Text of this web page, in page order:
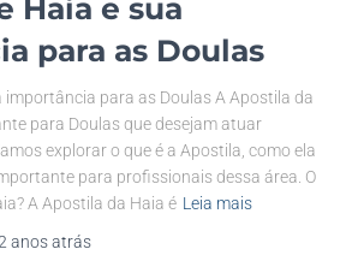
Haia e sua
para as Doulas
importância para as Doulas A Apostila da
para Doulas que desejam atuar
explorar o que é a Apostila, como ela
para profissionais dessa área. O
A Apostila da Haia é Leia mais
anosatrás